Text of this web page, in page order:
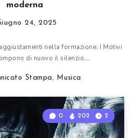
moderna
24, 2025
nella formazione, I Motivi
di nuovo il silenzio….
Stampa, Musica
0 202 2